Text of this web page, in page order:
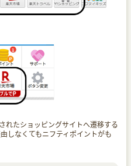
れたショッピングサイトへ遷移する
しなくてもニフティポイントがも